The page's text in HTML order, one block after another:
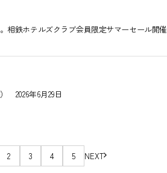
相鉄ホテルズクラブ会員限定サマーセール開催
2026年6月29日
2 3 4 5 NEXT